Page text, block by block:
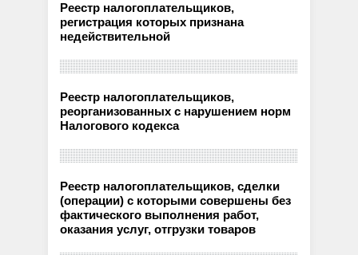
Реестр налогоплательщиков,
регистрация которых признана
недействительной
Реестр налогоплательщиков,
реорганизованных с нарушением норм
Налогового кодекса
Реестр налогоплательщиков, сделки
(операции) с которыми совершены без
фактического выполнения работ,
оказания услуг, отгрузки товаров